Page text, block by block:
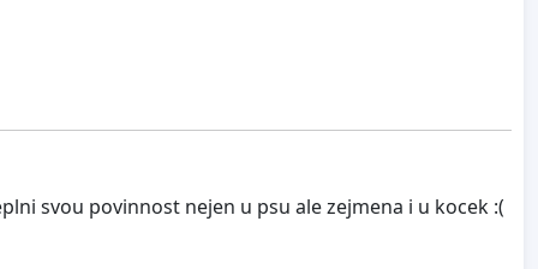
svou povinnost nejen u psu ale zejmena i u kocek :(